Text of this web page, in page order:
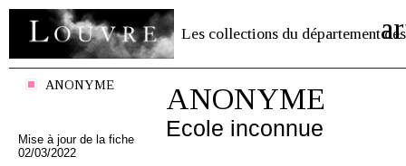
Les collections du département des
ANONYME
Mise à jour de la fiche
02/03/2022
ANONYME
Ecole inconnue